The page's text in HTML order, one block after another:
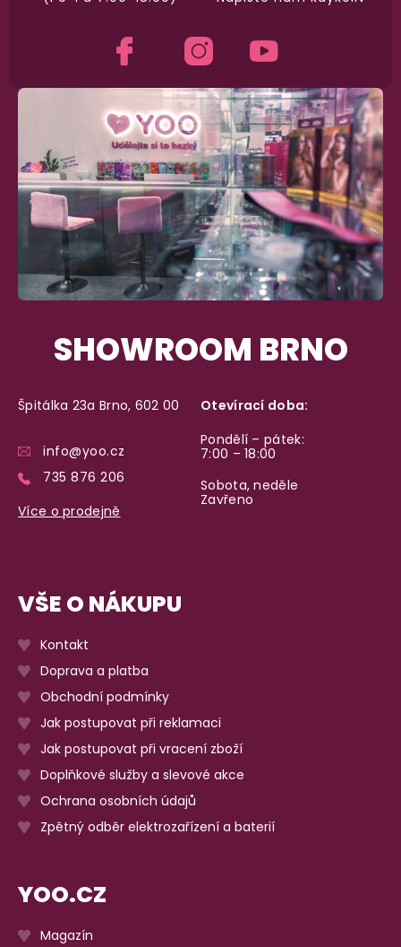
SHOWROOM BRNO
Špitálka 23a Brno, 602 00
info@yoo.cz
735 876 206
Více o prodejně
Otevírací doba:
Pondělí – pátek:
7:00 – 18:00
Sobota, neděle
Zavřeno
VŠE O NÁKUPU
Kontakt
Doprava a platba
Obchodní podmínky
Jak postupovat při reklamaci
Jak postupovat při vracení zboží
Doplňkové služby a slevové akce
Ochrana osobních údajů
Zpětný odběr elektrozařízení a baterií
YOO.CZ
Magazín